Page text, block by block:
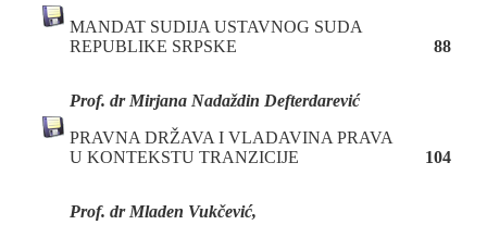
MANDAT SUDIJA USTAVNOG SUDA
REPUBLIKE SRPSKE
88
Prof. dr Mirjana Nadaždin Defterdarević
PRAVNA DRŽAVA I VLADAVINA PRAVA
U KONTEKSTU TRANZICIJE
104
Prof. dr Mladen Vukčević,